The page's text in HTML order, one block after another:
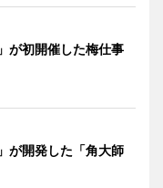
が初開催した梅仕事
が開発した「角大師